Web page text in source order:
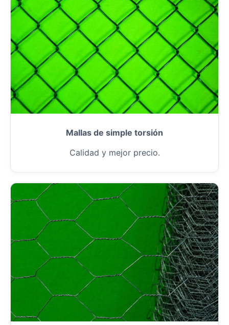
Mallas de simple torsión
Calidad y mejor precio.